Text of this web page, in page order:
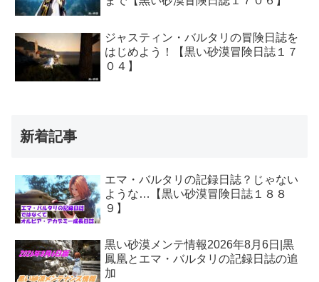
ジャスティン・バルタリの冒険日誌を
はじめよう！【黒い砂漠冒険日誌１７
０４】
新着記事
エマ・バルタリの記録日誌？じゃない
ような…【黒い砂漠冒険日誌１８８
９】
黒い砂漠メンテ情報2026年8月6日|黒
鳳凰とエマ・バルタリの記録日誌の追
加